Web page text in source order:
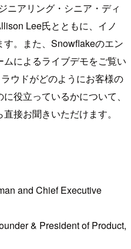
ニアリング・シニア・ディ
Lee氏とともに、イノ
。また、Snowflakeのエン
によるライブデモをご覧い
ウドがどのようにお客様の
役立っているかについて、
接お聞きいただけます。
and Chief Executive
& President of Product,